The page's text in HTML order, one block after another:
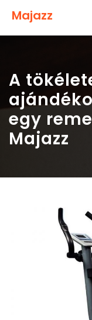
Majazz
A
egy
Majazz